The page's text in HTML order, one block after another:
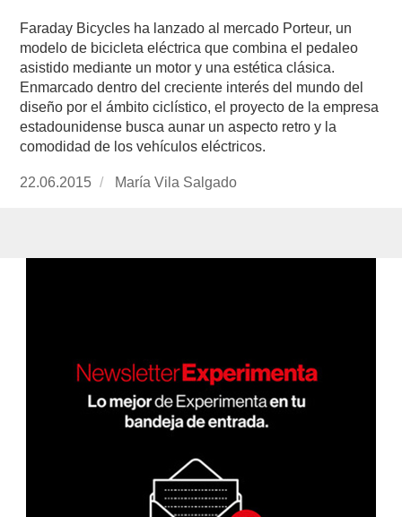
Faraday Bicycles ha lanzado al mercado Porteur, un
modelo de bicicleta eléctrica que combina el pedaleo
asistido mediante un motor y una estética clásica.
Enmarcado dentro del creciente interés del mundo del
diseño por el ámbito ciclístico, el proyecto de la empresa
estadounidense busca aunar un aspecto retro y la
comodidad de los vehículos eléctricos.
Publicado
22.06.2015 https://www.experimenta.es/author/mariavila/
María Vila Salgado